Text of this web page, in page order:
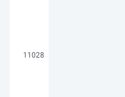
11028